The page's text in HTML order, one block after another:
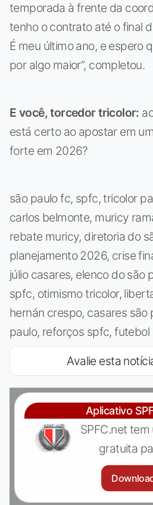
temporada à frente da
tenho o contrato até o final
É meu último ano, e espero
por algo maior”, completou.
E você, torcedor tricolor:
está certo ao apostar em
forte em 2026?
são paulo fc, spfc, tricolor
carlos belmonte, muricy
rebate muricy, diretoria do
planejamento 2026, crise
júlio casares, elenco do são
spfc, otimismo tricolor,
hernán crespo, casares são
paulo, reforços spfc, futebol
Avalie esta
Aplicativo
SPFC.net
gratuita